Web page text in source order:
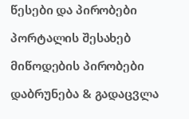
წესები და პირობები
პორტალის შესახებ
მიწოდების პირობები
დაბრუნება & გადაცვლა